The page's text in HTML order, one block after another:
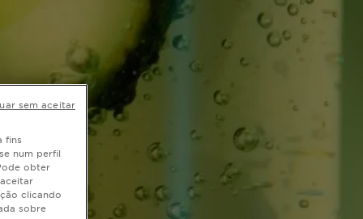
fins
num perfil
obter
clicando
sobre
sem aceitar